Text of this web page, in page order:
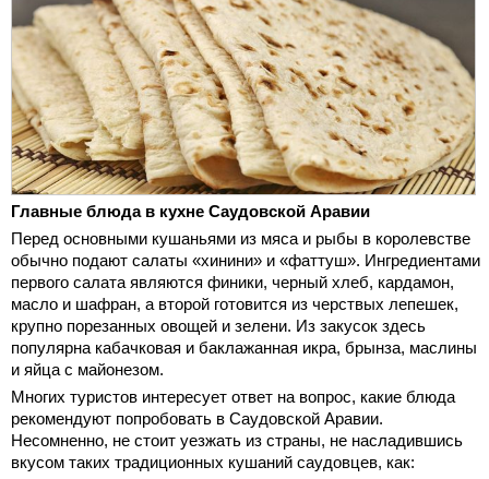
Главные блюда в кухне Саудовской Аравии
Перед основными кушаньями из мяса и рыбы в королевстве
обычно подают салаты «хинини» и «фаттуш». Ингредиентами
первого салата являются финики, черный хлеб, кардамон,
масло и шафран, а второй готовится из черствых лепешек,
крупно порезанных овощей и зелени. Из закусок здесь
популярна кабачковая и баклажанная икра, брынза, маслины
и яйца с майонезом.
Многих туристов интересует ответ на вопрос, какие блюда
рекомендуют попробовать в Саудовской Аравии.
Несомненно, не стоит уезжать из страны, не насладившись
вкусом таких традиционных кушаний саудовцев, как: